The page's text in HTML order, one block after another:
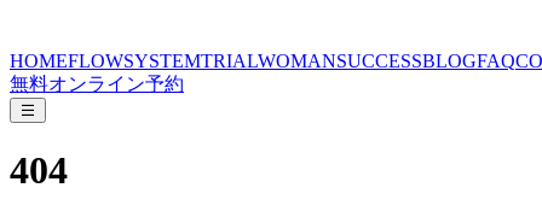
HOMEFLOWSYSTEMTRIALWOMANSUCCESSBLOGFAQ
無料オンライン予約
404